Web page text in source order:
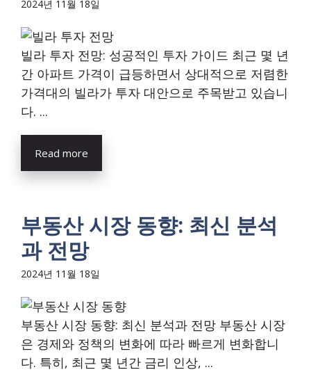
2024년 11월 18일
빌라 투자 전망: 성공적인 투자 가이드 최근 몇 년
간 아파트 가격이 급등하면서 상대적으로 저렴한
가격대의 빌라가 투자 대안으로 주목받고 있습니
다. ...
Read more
부동산 시장 동향: 최신 분석
과 전망
2024년 11월 18일
부동산 시장 동향: 최신 분석과 전망 부동산 시장
은 경제와 정책의 변화에 따라 빠르게 변화합니
다. 특히, 최근 몇 년간 금리 인상, ...